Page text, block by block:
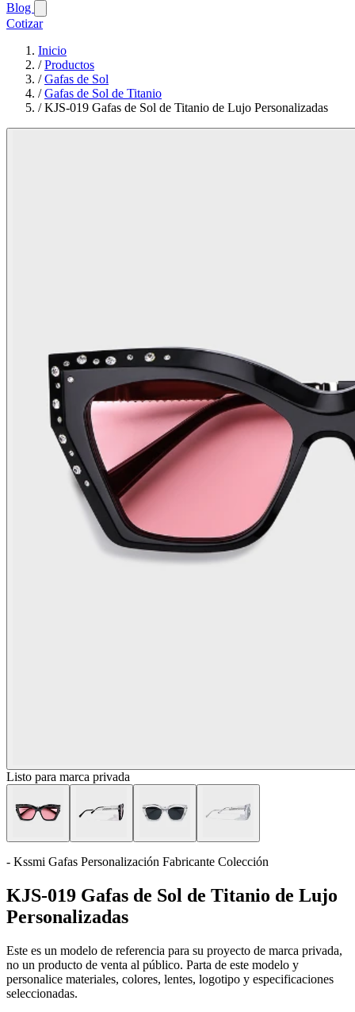
Blog
Cotizar
Inicio
/Productos
/Gafas de Sol
/Gafas de Sol de Titanio
/KJS-019 Gafas de Sol de Titanio de Lujo Personalizadas
Listo para marca privada
- Kssmi Gafas Personalización Fabricante Colección
KJS-019 Gafas de Sol de Titanio de Lujo
Personalizadas
Este es un modelo de referencia para su proyecto de marca privada,
no un producto de venta al público. Parta de este modelo y
personalice materiales, colores, lentes, logotipo y especificaciones
seleccionadas.